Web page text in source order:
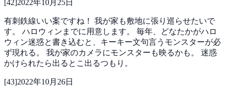
[42]2022年10月25日
有刺鉄線いい案ですね！ 我が家も敷地に張り巡らせたいで
す。 ハロウィンまでに用意します。 毎年、どなたかがハロ
ウィン迷惑と書き込むと、キーキー文句言うモンスターが必
ず現れる。 我が家のカメラにモンスターも映るかも。 迷惑
かけられたら出るとこ出るつもり。
[43]2022年10月26日